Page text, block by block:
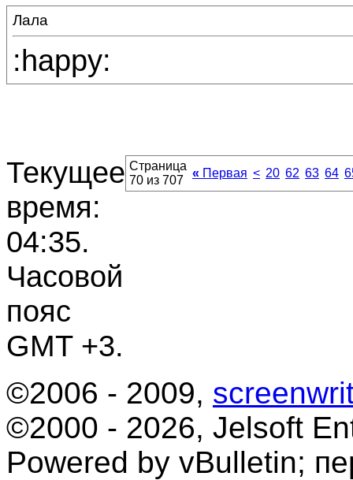
Лала
:happy:
Текущее
время:
04:35.
Часовой
пояс
GMT +3.
Страница
70 из 707
« Первая < 20 62 63 64
©2006 - 2009,
©2000 - 2026, Jelsoft
Powered by vBulletin;